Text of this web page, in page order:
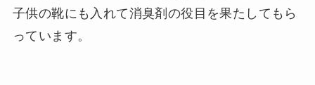
子供の靴にも入れて消臭剤の役目を果たしてもら
っています。